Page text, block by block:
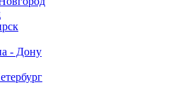
- Дону